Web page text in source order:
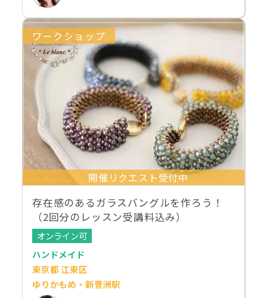
ワークショップ
開催リクエスト受付中
存在感のあるガラスバングルを作ろう！
（2回分のレッスン受講料込み）
オンライン可
ハンドメイド
東京都 江東区
ゆりかもめ・新豊洲駅